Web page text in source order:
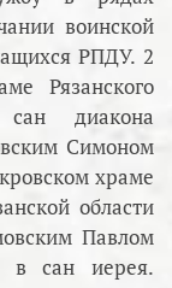
воинской
РПДУ. 2
Рязанского
диакона
Симоном
храме
области
Павлом
в сан иерея.